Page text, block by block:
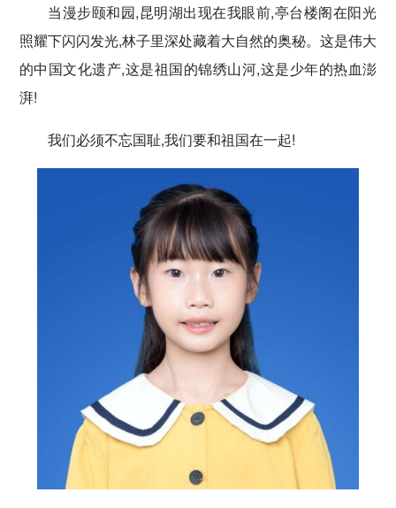
当漫步颐和园,昆明湖出现在我眼前,亭台楼阁在阳光
照耀下闪闪发光,林子里深处藏着大自然的奥秘。这是伟大
的中国文化遗产,这是祖国的锦绣山河,这是少年的热血澎
湃!
我们必须不忘国耻,我们要和祖国在一起!